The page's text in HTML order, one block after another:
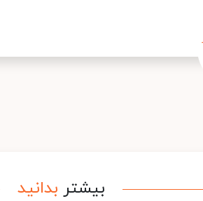
بیشتر بدانید